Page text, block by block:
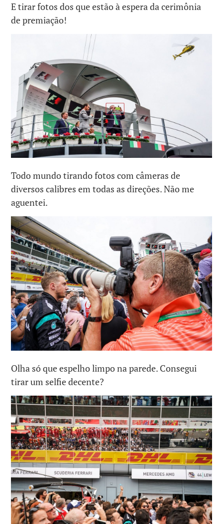
E tirar fotos dos que estão à espera da cerimônia
de premiação!
Todo mundo tirando fotos com câmeras de
diversos calibres em todas as direções. Não me
aguentei.
Olha só que espelho limpo na parede. Consegui
tirar um selfie decente?